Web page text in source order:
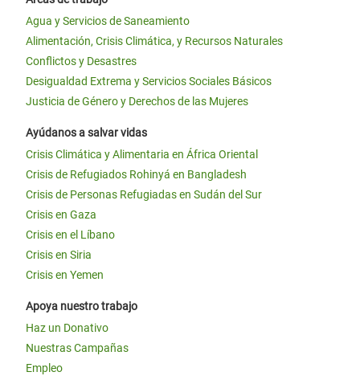
Agua y Servicios de Saneamiento
Alimentación, Crisis Climática, y Recursos Naturales
Conflictos y Desastres
Desigualdad Extrema y Servicios Sociales Básicos
Justicia de Género y Derechos de las Mujeres
Ayúdanos a salvar vidas
Crisis Climática y Alimentaria en África Oriental
Crisis de Refugiados Rohinyá en Bangladesh
Crisis de Personas Refugiadas en Sudán del Sur
Crisis en Gaza
Crisis en el Líbano
Crisis en Siria
Crisis en Yemen
Apoya nuestro trabajo
Haz un Donativo
Nuestras Campañas
Empleo